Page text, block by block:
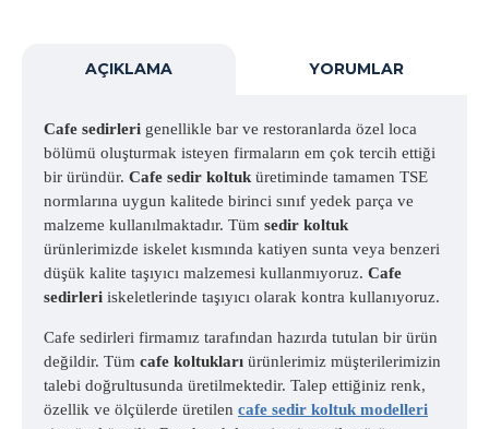
AÇIKLAMA YORUMLAR
Cafe sedirleri genellikle bar ve restoranlarda özel loca
bölümü oluşturmak isteyen firmaların em çok tercih ettiği
bir üründür. Cafe sedir koltuk üretiminde tamamen TSE
normlarına uygun kalitede birinci sınıf yedek parça ve
malzeme kullanılmaktadır. Tüm sedir koltuk
ürünlerimizde iskelet kısmında katiyen sunta veya benzeri
düşük kalite taşıyıcı malzemesi kullanmıyoruz. Cafe
sedirleri iskeletlerinde taşıyıcı olarak kontra kullanıyoruz.
Cafe sedirleri firmamız tarafından hazırda tutulan bir ürün
değildir. Tüm cafe koltukları ürünlerimiz müşterilerimizin
talebi doğrultusunda üretilmektedir. Talep ettiğiniz renk,
özellik ve ölçülerde üretilen cafe sedir koltuk modelleri